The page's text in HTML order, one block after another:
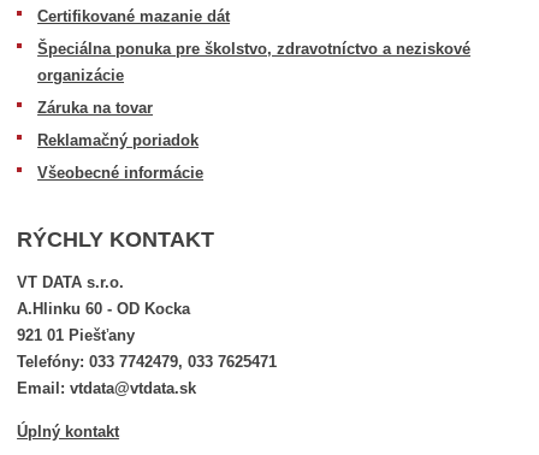
Certifikované mazanie dát
Špeciálna ponuka pre školstvo, zdravotníctvo a neziskové
organizácie
Záruka na tovar
Reklamačný poriadok
Všeobecné informácie
RÝCHLY KONTAKT
VT DATA s.r.o.
A.Hlinku 60 - OD Kocka
921 01 Piešťany
Telefóny: 033 7742479, 033 7625471
Email: vtdata@vtdata.sk
Úplný kontakt